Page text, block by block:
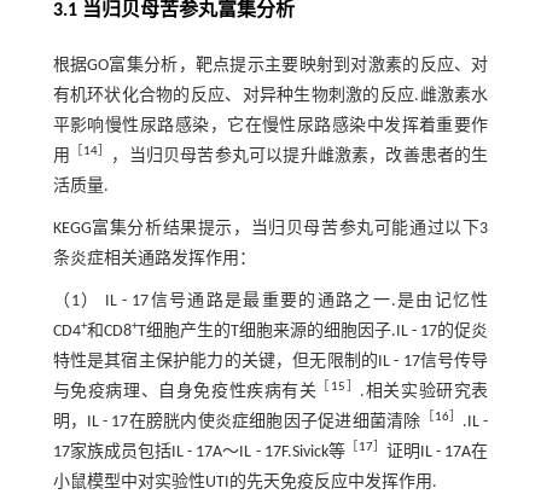
3.1 当归贝母苦参丸富集分析
根据GO富集分析，靶点提示主要映射到对激素的反应、对
有机环状化合物的反应、对异种生物刺激的反应.雌激素水
平影响慢性尿路感染，它在慢性尿路感染中发挥着重要作
用
14
，当归贝母苦参丸可以提升雌激素，改善患者的生
活质量.
KEGG富集分析结果提示，当归贝母苦参丸可能通过以下3
条炎症相关通路发挥作用：
（1） IL - 17信号通路是最重要的通路之一.是由记忆性
CD4+和CD8+T细胞产生的T细胞来源的细胞因子.IL - 17的促炎
特性是其宿主保护能力的关键，但无限制的IL - 17信号传导
与免疫病理、自身免疫性疾病有关
15
.相关实验研究表
明，IL - 17在膀胱内使炎症细胞因子促进细菌清除
16］ .IL -
17家族成员包括IL - 17A～IL - 17F.Sivick等［ 17］ 证明IL - 17A在
小鼠模型中对实验性UTI的先天免疫反应中发挥作用.